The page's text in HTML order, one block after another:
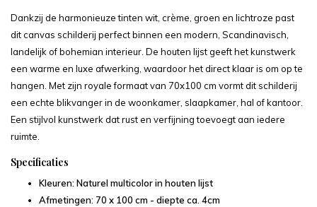
Dankzij de harmonieuze tinten wit, crème, groen en lichtroze past
dit canvas schilderij perfect binnen een modern, Scandinavisch,
landelijk of bohemian interieur. De houten lijst geeft het kunstwerk
een warme en luxe afwerking, waardoor het direct klaar is om op te
hangen. Met zijn royale formaat van 70x100 cm vormt dit schilderij
een echte blikvanger in de woonkamer, slaapkamer, hal of kantoor.
Een stijlvol kunstwerk dat rust en verfijning toevoegt aan iedere
ruimte.
Specificaties
Kleuren: Naturel multicolor in houten lijst
Afmetingen: 70 x 100 cm - diepte ca. 4cm